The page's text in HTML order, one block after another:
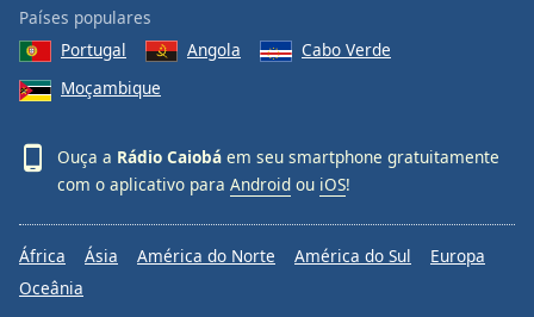
Países populares
Portugal
Angola
Cabo Verde
Moçambique
Ouça a Rádio Caiobá em seu smartphone gratuitamente
com o aplicativo para Android ou iOS!
África Ásia América do Norte América do Sul
Europa
Oceânia